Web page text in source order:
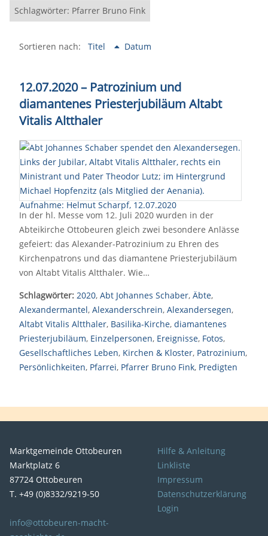
Schlagwörter: Pfarrer Bruno Fink
Sortieren nach: Titel Datum
12.07.2020 – Patrozinium und
diamantenes Priesterjubiläum Altabt
Vitalis Altthaler
In der hl. Messe vom 12. Juli 2020 wurden in der
Abteikirche Ottobeuren gleich zwei besondere Anlässe
gefeiert: das Alexander-Patrozinium zu Ehren des
Kirchenpatrons und das diamantene Priesterjubiläum
von Altabt Vitalis Altthaler. Wie…
Schlagwörter: 2020, Abt Johannes Schaber, Äbte,
Alexandermantel, Alexanderschrein, Alexandersegen,
Altabt Vitalis Altthaler, Basilika-Kirche, diamantenes
Priesterjubiläum, Einzelpersonen, Ereignisse, Fotos,
Gesellschaftliches Leben, Kirchen & Kloster, Patrozinium,
Persönlichkeiten, Pfarrei, Pfarrer Bruno Fink, Predigten
Marktgemeinde Ottobeuren
Marktplatz 6
87724 Ottobeuren
T. +49 (0)8332/9219-50
info@ottobeuren-macht-
Hilfe & Anleitung
Linkliste
Impressum
Datenschutzerklärung
Login